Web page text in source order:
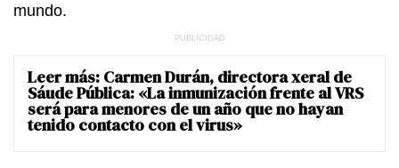
mundo.
Leer más: Carmen Durán, directora xeral de
Sáude Pública: «La inmunización frente al VRS
será para menores de un año que no hayan
tenido contacto con el virus»